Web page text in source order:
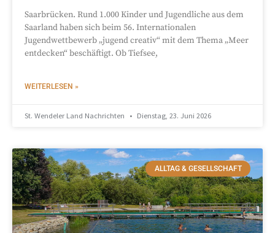
Saarbrücken. Rund 1.000 Kinder und Jugendliche aus dem
Saarland haben sich beim 56. Internationalen
Jugendwettbewerb „jugend creativ“ mit dem Thema „Meer
entdecken“ beschäftigt. Ob Tiefsee,
WEITERLESEN »
St. Wendeler Land Nachrichten Dienstag, 23. Juni 2026
ALLTAG & GESELLSCHAFT